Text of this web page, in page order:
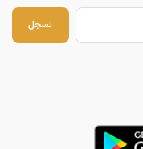
تسجل